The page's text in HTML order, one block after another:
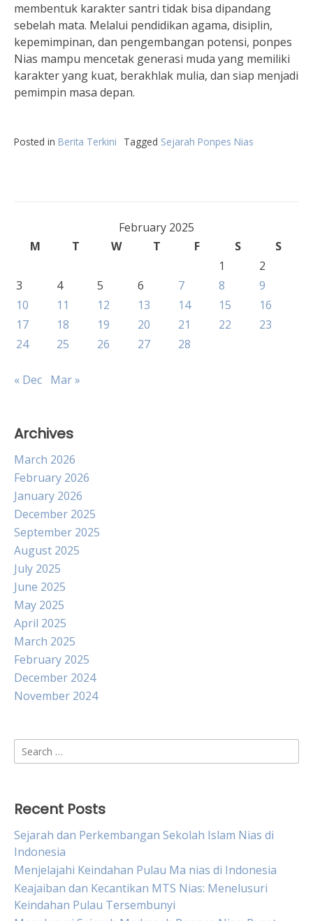
membentuk karakter santri tidak bisa dipandang
sebelah mata. Melalui pendidikan agama, disiplin,
kepemimpinan, dan pengembangan potensi, ponpes
Nias mampu mencetak generasi muda yang memiliki
karakter yang kuat, berakhlak mulia, dan siap menjadi
pemimpin masa depan.
Posted in Berita Terkini Tagged Sejarah Ponpes Nias
February 2025
M
T W T F S
S
1
2
3
4 5 6 7 8
9
10
11 12 13 14 15
16
17
18 19 20 21 22
23
24
25 26 27 28
« Dec Mar »
Archives
March 2026
February 2026
January 2026
December 2025
September 2025
August 2025
July 2025
June 2025
May 2025
April 2025
March 2025
February 2025
December 2024
November 2024
Search
for:
Recent Posts
Sejarah dan Perkembangan Sekolah Islam Nias di
Indonesia
Menjelajahi Keindahan Pulau Ma nias di Indonesia
Keajaiban dan Kecantikan MTS Nias: Menelusuri
Keindahan Pulau Tersembunyi